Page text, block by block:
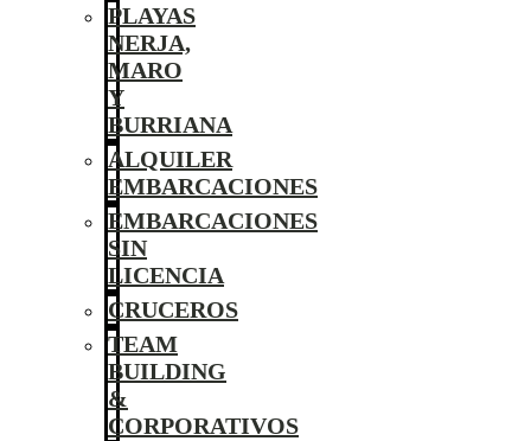
PLAYAS
NERJA,
MARO
Y
BURRIANA
ALQUILER
EMBARCACIONES
EMBARCACIONES
SIN
LICENCIA
CRUCEROS
TEAM
BUILDING
&
CORPORATIVOS